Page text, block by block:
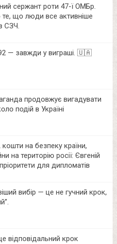
сержант роти 47-ї ОМБр.
те, що люди все активніше
СЗЧ.
— завжди у виграші. 🇺🇦
продовжує вигадувати
подій в Україні
на безпеку країни,
на територію росії: Євгеній
для дипломатів
вибір — це не гучний крок,
відповідальний крок